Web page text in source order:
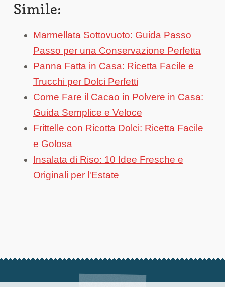
Simile:
Marmellata Sottovuoto: Guida Passo
Passo per una Conservazione Perfetta
Panna Fatta in Casa: Ricetta Facile e
Trucchi per Dolci Perfetti
Come Fare il Cacao in Polvere in Casa:
Guida Semplice e Veloce
Frittelle con Ricotta Dolci: Ricetta Facile
e Golosa
Insalata di Riso: 10 Idee Fresche e
Originali per l'Estate